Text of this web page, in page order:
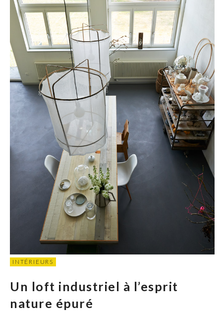
INTÉRIEURS
Un loft industriel à l’esprit
nature épuré